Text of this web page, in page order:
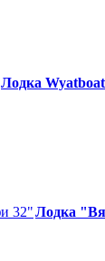
Лодка
Лодка